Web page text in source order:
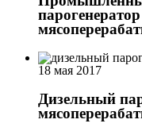
18 мая 2017
Дизельный